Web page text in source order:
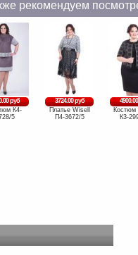
рекомендуем
руб
К4-
5
3724.00 руб
Платье Wisell
П4-3672/5
Костюм
К3-